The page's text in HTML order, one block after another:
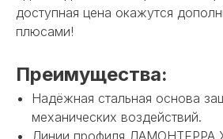
доступная цена окажутся
плюсами!
Преимущества:
Надёжная стальная основа
механических воздействий.
Линии профиля ЛАМОНТЕРРА